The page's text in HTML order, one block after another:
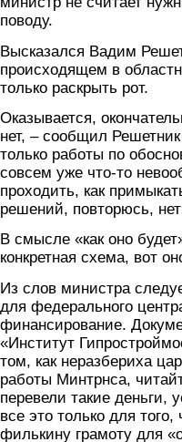
поводу.
Высказался Вадим
происходящем в
только раскрыть рот.
Оказывается,
нет, – сообщил
только работы по
совсем уже что-то
проходить, как
решений, повторюсь,
В смысле «как оно
конкретная схема, вот
Из слов министра
для федерального
финансирование.
«Институт
том, как неразбериха
работы Минтрнса,
перевели такие деньги,
все это только для
филькину грамоту для